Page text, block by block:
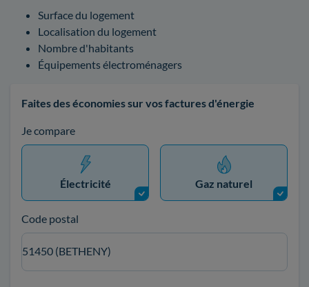
Surface du logement
Localisation du logement
Nombre d'habitants
Équipements électroménagers
Faites des économies sur vos factures d'énergie
Je compare
Électricité Gaz naturel
Code postal
51450 (BETHENY)